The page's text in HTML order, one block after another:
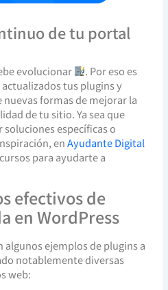
de tu portal
evolucionar
. Por eso es
tus plugins y
formas de mejorar la
de tu sitio. Ya sea que
específicas o
enAyudante Digital
para ayudarte a
efectivos de
en WordPress
algunos ejemplos de plugins a
notablemente diversas
web: